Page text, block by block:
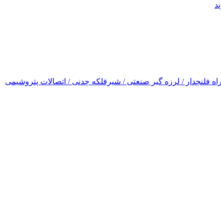
فلنچدار / لرزه گیر صنعتی / شیرفلکه چدنی / اتصالات پتروشیمی